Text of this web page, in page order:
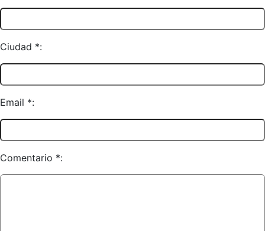
Ciudad *:
Email *:
Comentario *: